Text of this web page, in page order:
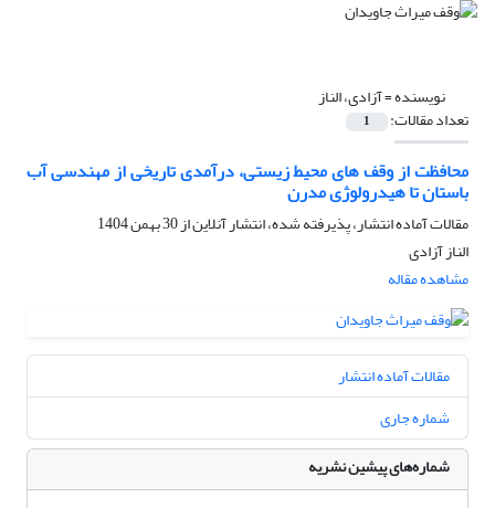
نویسنده =آزادی، الناز
تعداد مقالات: 1
محافظت از وقف های محیط زیستی، درآمدی تاریخی از مهندسی آب
باستان تا هیدرولوژی مدرن
مقالات آماده انتشار، پذیرفته شده، انتشار آنلاین از30 بهمن 1404
الناز آزادی
مشاهده مقاله
مقالات آماده انتشار
شماره جاری
شماره‌های پیشین نشریه